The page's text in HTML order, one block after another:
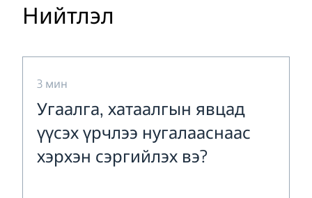
Нийтлэл
3 мин
Угаалга, хатаалгын явцад
үүсэх үрчлээ нугалааснаас
хэрхэн сэргийлэх вэ?